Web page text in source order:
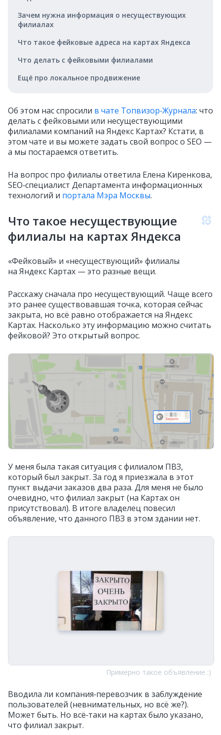
Зачем нужна информация о несуществующих
филиалах
Что такое фейковые адреса на картах Яндекса
Что делать с фейковыми филиалами
Ещё про локальное продвижение
Об этом нас спросили в чате Топвизор‑Журнала: что
делать с фейковыми или несуществующими
филиалами компаний на Яндекс Картах? Кстати, в
этом чате и вы можете задать свой вопрос о SEO —
а мы постараемся ответить.
На вопрос про филиалы ответила Елена Киренкова,
SEO‑специалист Департамента информационных
технологий и портала Мэра Москвы.
Что такое несуществующие
филиалы на картах Яндекса
«Фейковый» и «несуществующий» филиалы
на Яндекс Картах — это разные вещи.
Расскажу сначала про несуществующий. Чаще всего
это ранее существовавшая точка, которая сейчас
закрыта, но всё равно отображается на Яндекс
Картах. Насколько эту информацию можно считать
фейковой? Это открытый вопрос.
У меня была такая ситуация с филиалом ПВЗ,
который был закрыт. За год я приезжала в этот
пункт выдачи заказов два раза. Для меня не было
очевидно, что филиал закрыт (на Картах он
присутствовал). В итоге владелец повесил
объявление, что данного ПВЗ в этом здании нет.
Примерно такое объявление :)
Вводила ли компания‑перевозчик в заблуждение
пользователей (невнимательных, но всё же?).
Может быть. Но всё‑таки на картах было указано,
что филиал закрыт.